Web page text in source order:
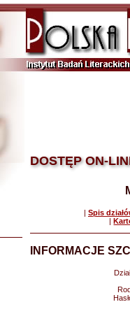
DOSTĘP ON-
| Spis
|
INFORMACJE